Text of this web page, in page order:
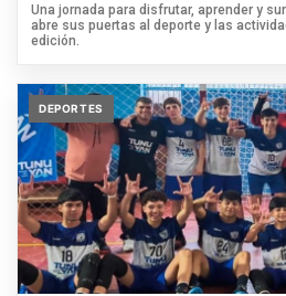
Una jornada para disfrutar, aprender y
abre sus puertas al deporte y las
edición.
DEPORTES